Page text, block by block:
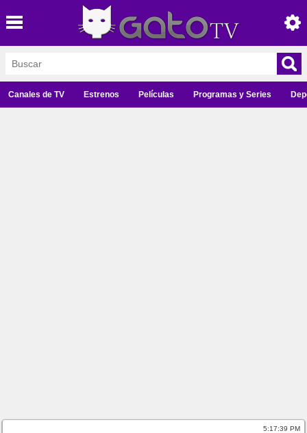
Canales de TV Estrenos Películas Programas y Series
5:17:39 PM